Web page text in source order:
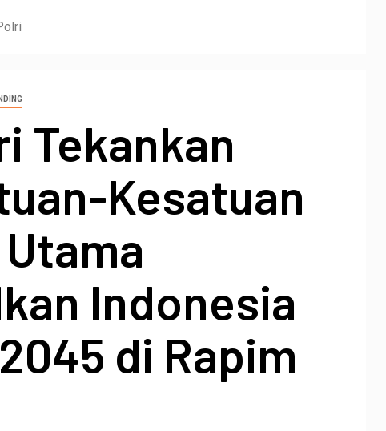
Tekankan
Kesatuan
Indonesia
di Rapim